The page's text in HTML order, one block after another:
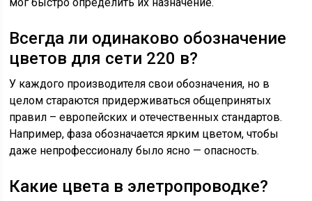
Всегда ли одинаково обозначение
цветов для сети 220 в?
У каждого производителя свои обозначения, но в
целом стараются придерживаться общепринятых
правил – европейских и отечественных стандартов.
Например, фаза обозначается ярким цветом, чтобы
даже непрофессионалу было ясно — опасность.
Какие цвета в элетропроводке?